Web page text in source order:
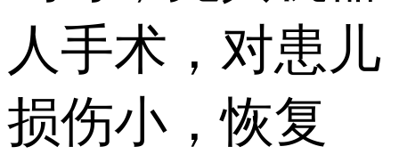
人手术，对患儿
损伤小，恢复